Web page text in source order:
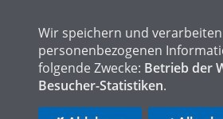
FAQ
HOME OF
Wir speichern und
personenbezogenen
folgende Zwecke: Betrieb der
Besucher-Statistiken.